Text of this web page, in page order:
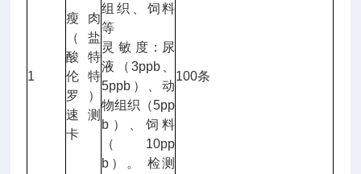
1
瘦肉
（盐
酸特
伦特
罗）
速测
卡
组织、饲料
等
100条
灵 敏 度：尿
液（3ppb、
5ppb）、动
物组织（5pp
b）、饲料
（10pp
b）。 检测